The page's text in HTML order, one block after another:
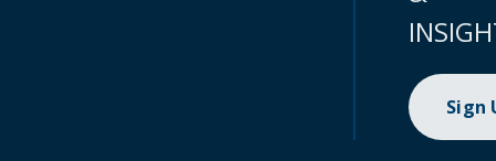
Sign